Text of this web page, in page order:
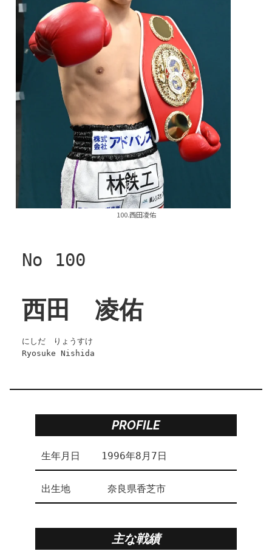
100.西田凌佑
No 100
西田 凌佑
にしだ　りょうすけ
Ryosuke Nishida
PROFILE
生年月日 1996年8月7日
出生地 奈良県香芝市
主な戦績